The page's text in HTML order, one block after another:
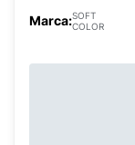
Marca:SOFT
COLOR